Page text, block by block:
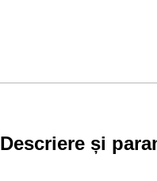
Descriere și